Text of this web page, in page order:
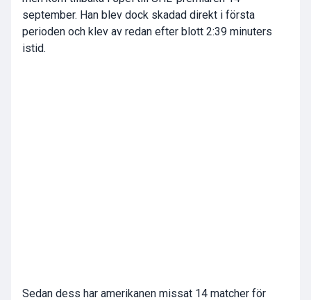
september. Han blev dock skadad direkt i första
perioden och klev av redan efter blott 2:39 minuters
istid.
Sedan dess har amerikanen missat 14 matcher för